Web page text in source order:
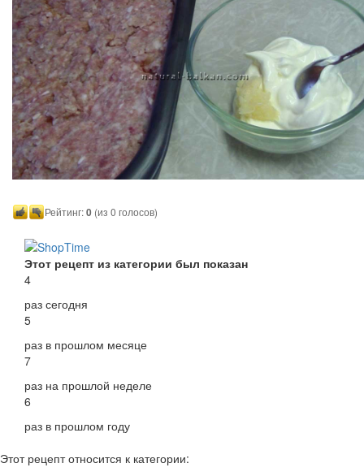
Рейтинг:0 (из 0 голосов)
Этот рецепт из категории был показан
4
раз сегодня
5
раз в прошлом месяце
7
раз на прошлой неделе
6
раз в прошлом году
Этот рецепт относится к категории: